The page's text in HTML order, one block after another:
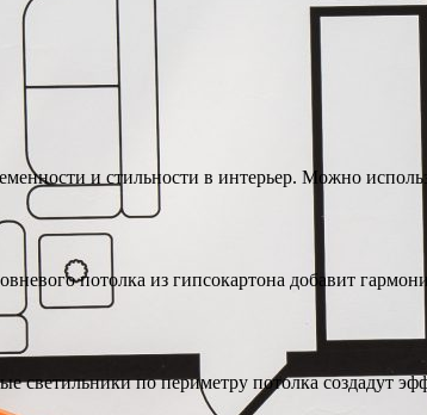
и стильности в интерьер. Можно
потолка из гипсокартона добавит
светильники по периметру потолка создадут